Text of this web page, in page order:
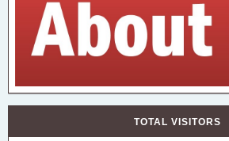
TOTAL VISITORS